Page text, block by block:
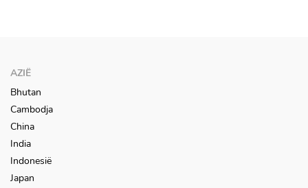
AZIË
Bhutan
Cambodja
China
India
Indonesië
Japan